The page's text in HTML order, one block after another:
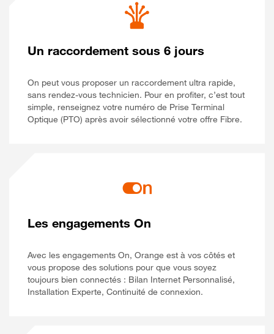
Un raccordement sous 6 jours
On peut vous proposer un raccordement ultra rapide,
sans rendez-vous technicien. Pour en profiter, c’est tout
simple, renseignez votre numéro de Prise Terminal
Optique (PTO) après avoir sélectionné votre offre Fibre.
Les engagements On
Avec les engagements On, Orange est à vos côtés et
vous propose des solutions pour que vous soyez
toujours bien connectés : Bilan Internet Personnalisé,
Installation Experte, Continuité de connexion.